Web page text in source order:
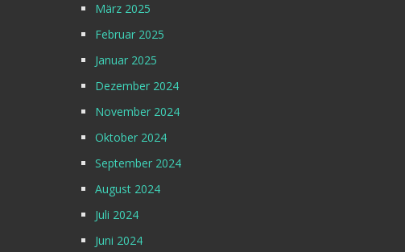
März 2025
Februar 2025
Januar 2025
Dezember 2024
November 2024
Oktober 2024
September 2024
August 2024
Juli 2024
Juni 2024